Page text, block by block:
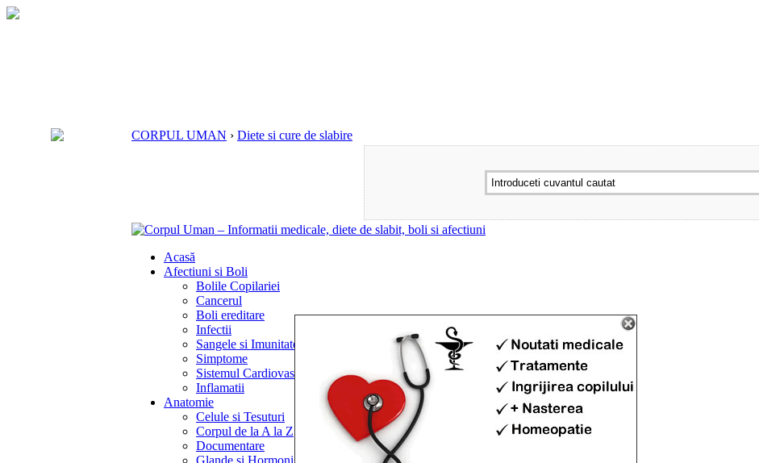
CORPUL UMAN › Diete si cure de slabire
Acasă
Afectiuni si Boli
Bolile Copilariei
Cancerul
Boli ereditare
Infectii
Sangele si Imunitatea
Simptome
Sistemul Cardiovascular
Inflamatii
Anatomie
Celule si Tesuturi
Corpul de la A la Z
Documentare
Glande si Hormoni